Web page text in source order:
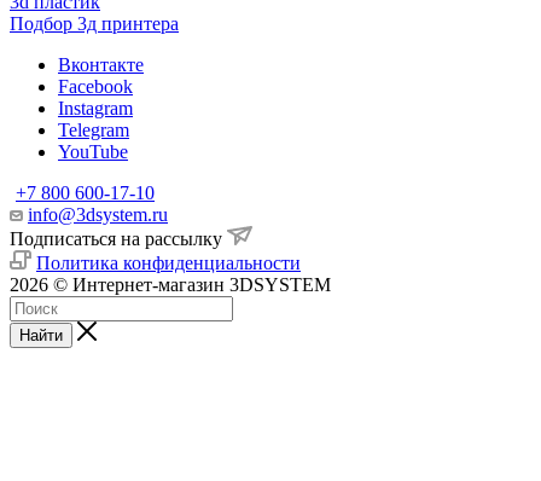
Подбор 3д принтера
Вконтакте
Facebook
Instagram
Telegram
YouTube
+7 800 600-17-10
info@3dsystem.ru
Подписаться на рассылку
Политика конфиденциальности
2026 © Интернет-магазин 3DSYSTEM
Найти